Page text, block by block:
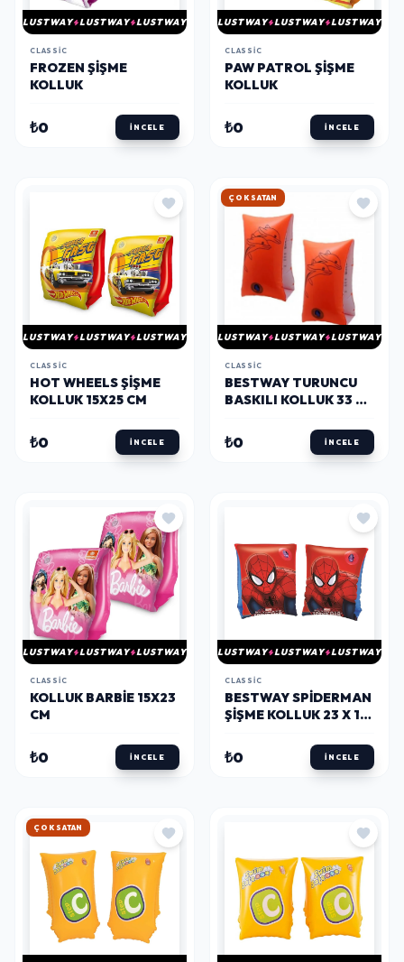
LUSTWAY LUSTWAY LUSTWAY
CLASSIC
FROZEN ŞIŞME
KOLLUK
₺0 İNCELE
LUSTWAY LUSTWAY LUSTWAY
CLASSIC
PAW PATROL ŞIŞME
KOLLUK
₺0 İNCELE
LUSTWAY LUSTWAY LUSTWAY
CLASSIC
HOT WHEELS ŞIŞME
KOLLUK 15X25 CM
₺0 İNCELE
HIZLI KARGO
LUSTWAY LUSTWAY LUSTWAY
CLASSIC
BESTWAY TURUNCU
BASKILI KOLLUK 33 X
₺0 İNCELE
LUSTWAY LUSTWAY LUSTWAY
CLASSIC
KOLLUK BARBIE 15X23
CM
₺0 İNCELE
LUSTWAY LUSTWAY LUSTWAY
CLASSIC
BESTWAY SPIDERMAN
ŞIŞME KOLLUK 23 X 15
₺0 İNCELE
HIZLI KARGO